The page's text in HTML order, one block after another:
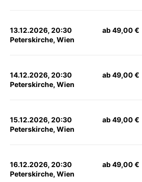
13.12.2026, 20:30
Peterskirche, Wien
ab 49,00 €
14.12.2026, 20:30
Peterskirche, Wien
ab 49,00 €
15.12.2026, 20:30
Peterskirche, Wien
ab 49,00 €
16.12.2026, 20:30
Peterskirche, Wien
ab 49,00 €